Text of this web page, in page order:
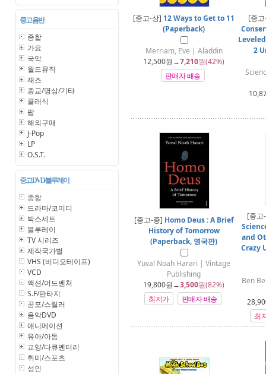
중고 음반
종합
가요
국악
월드뮤직
재즈
종교/명상/기타
클래식
팝
해외구매
J-Pop
LP
O.S.T.
중고 DVD/블루레이
종합
드라마/코미디
박스세트
블루레이
TV 시리즈
제작국가별
VHS (비디오테이프)
VCD
액션/어드벤처
S.F/판타지
공포/스릴러
음악DVD
애니메이션
유아/아동
교양/다큐멘터리
취미/스포츠
성인
[중고-상] 12 Ways to Get to 11
(Paperback)
Merriam, Eve | Aladdin
12,500원→7,210원(42%)
판매자 배송
[중
2
[중고-중] Homo Deus : A Brief
History of Tomorrow
(Paperback, 영국판)
Yuval Noah Harari | Vintage
Publishing
19,800원→3,500원(82%)
최저가
판매자 배송
[중
and
Crazy
Ben
최